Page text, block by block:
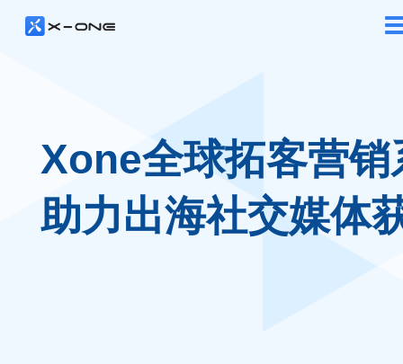
Xone全球拓客营销
助力出海社交媒体